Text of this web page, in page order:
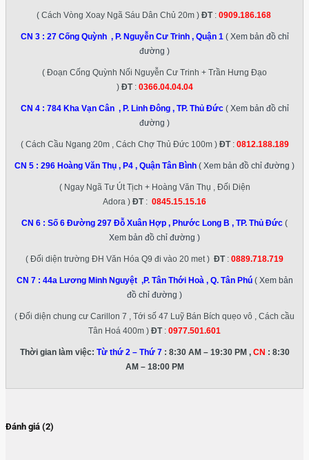
( Cách Vòng Xoay Ngã Sáu Dân Chủ 20m ) ĐT: 0909.186.168
CN 3 : 27 Cống Quỳnh , P. Nguyễn Cư Trinh , Quận 1 ( Xem bản đồ chỉ
đường )
( Đoạn Cống Quỳnh Nối Nguyễn Cư Trinh + Trần Hưng Đạo
) ĐT: 0366.04.04.04
CN 4 : 784 Kha Vạn Cân , P. Linh Đông , TP. Thủ Đức( Xem bản đồ chỉ
đường )
( Cách Cầu Ngang 20m , Cách Chợ Thủ Đức 100m ) ĐT: 0812.188.189
CN 5 : 296 Hoàng Văn Thụ , P4 , Quận Tân Bình ( Xem bản đồ chỉ đường )
( Ngay Ngã Tư Út Tịch + Hoàng Văn Thụ , Đối Diện
Adora ) ĐT: 0845.15.15.16
CN 6 : Số 6 Đường 297 Đỗ Xuân Hợp , Phước Long B , TP. Thủ Đức (
Xem bản đồ chỉ đường )
( Đối diện trường ĐH Văn Hóa Q9 đi vào 20 met ) ĐT: 0889.718.719
CN 7 : 44a Lương Minh Nguyệt ,P. Tân Thới Hoà , Q. Tân Phú ( Xem bản
đồ chỉ đường )
( Đối diện chung cư Carillon 7 , Tới số 47 Luỹ Bán Bích quẹo vô , Cách cầu
Tân Hoá 400m ) ĐT: 0977.501.601
Thời gian làm việc: Từ thứ 2 – Thứ 7: 8:30 AM – 19:30 PM , CN : 8:30
AM – 18:00 PM
Đánh giá (2)